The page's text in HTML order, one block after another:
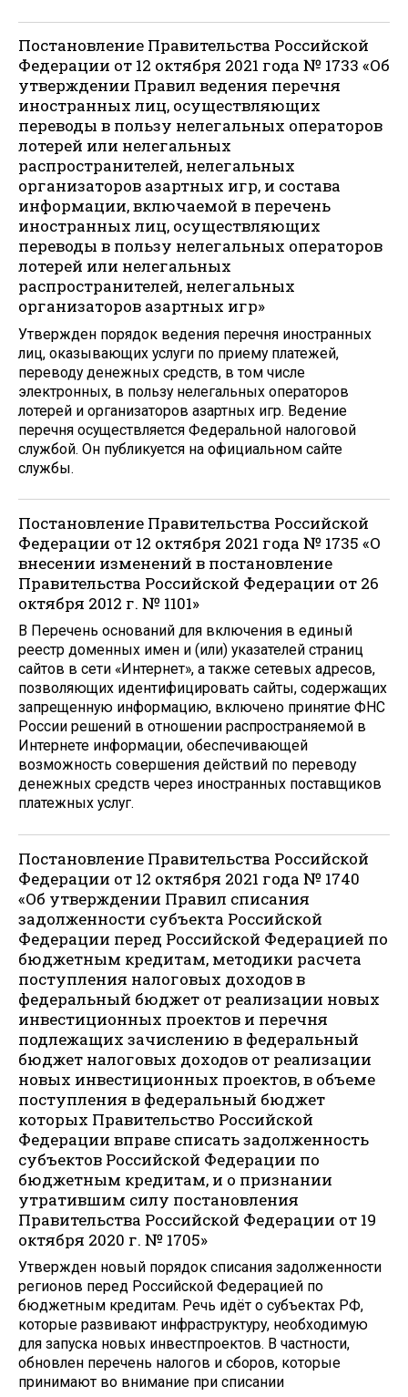
Постановление Правительства Российской
Федерации от 12 октября 2021 года № 1733 «Об
утверждении Правил ведения перечня
иностранных лиц, осуществляющих
переводы в пользу нелегальных операторов
лотерей или нелегальных
распространителей, нелегальных
организаторов азартных игр, и состава
информации, включаемой в перечень
иностранных лиц, осуществляющих
переводы в пользу нелегальных операторов
лотерей или нелегальных
распространителей, нелегальных
организаторов азартных игр»
Утвержден порядок ведения перечня иностранных
лиц, оказывающих услуги по приему платежей,
переводу денежных средств, в том числе
электронных, в пользу нелегальных операторов
лотерей и организаторов азартных игр. Ведение
перечня осуществляется Федеральной налоговой
службой. Он публикуется на официальном сайте
службы.
Постановление Правительства Российской
Федерации от 12 октября 2021 года № 1735 «О
внесении изменений в постановление
Правительства Российской Федерации от 26
октября 2012 г. № 1101»
В Перечень оснований для включения в единый
реестр доменных имен и (или) указателей страниц
сайтов в сети «Интернет», а также сетевых адресов,
позволяющих идентифицировать сайты, содержащих
запрещенную информацию, включено принятие ФНС
России решений в отношении распространяемой в
Интернете информации, обеспечивающей
возможность совершения действий по переводу
денежных средств через иностранных поставщиков
платежных услуг.
Постановление Правительства Российской
Федерации от 12 октября 2021 года № 1740
«Об утверждении Правил списания
задолженности субъекта Российской
Федерации перед Российской Федерацией по
бюджетным кредитам, методики расчета
поступления налоговых доходов в
федеральный бюджет от реализации новых
инвестиционных проектов и перечня
подлежащих зачислению в федеральный
бюджет налоговых доходов от реализации
новых инвестиционных проектов, в объеме
поступления в федеральный бюджет
которых Правительство Российской
Федерации вправе списать задолженность
субъектов Российской Федерации по
бюджетным кредитам, и о признании
утратившим силу постановления
Правительства Российской Федерации от 19
октября 2020 г. № 1705»
Утвержден новый порядок списания задолженности
регионов перед Российской Федерацией по
бюджетным кредитам. Речь идёт о субъектах РФ,
которые развивают инфраструктуру, необходимую
для запуска новых инвестпроектов. В частности,
обновлен перечень налогов и сборов, которые
принимают во внимание при списании